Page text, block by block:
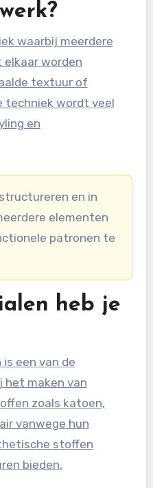
worden
textuur of
techniek wordt veel
en
en in
elementen
patronen te
heb je
het maken van
zoals katoen,
vanwege hun
stoffen
bieden.